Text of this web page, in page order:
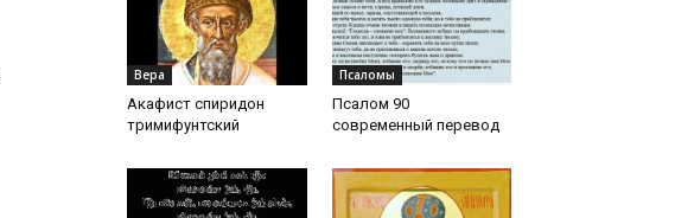
Вера
Акафист спиридон
тримифунтский
Псаломы
Псалом 90
современный перевод